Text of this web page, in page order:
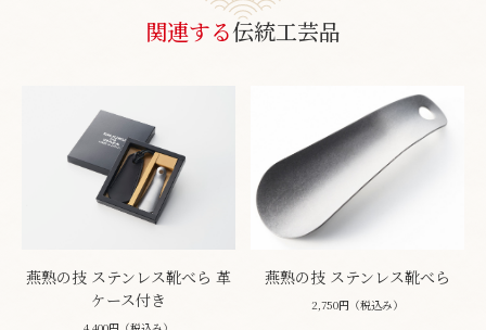
関連する伝統工芸品
燕熟の技 ステンレス靴べら 革
ケース付き
燕熟の技 ステンレス靴べら
2,750円（税込み）